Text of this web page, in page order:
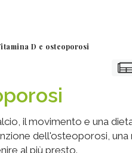
D e osteoporosi
il movimento e una
dell'osteoporosi, una
al più presto.